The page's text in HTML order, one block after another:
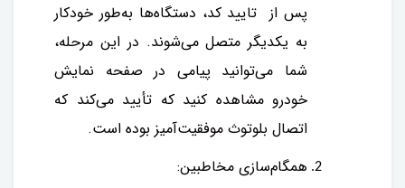
پس از تایید کد، دستگاه‌ها به‌طور خودکار
به یکدیگر متصل می‌شوند. در این مرحله،
شما می‌توانید پیامی در صفحه نمایش
خودرو مشاهده کنید که تأیید می‌کند که
اتصال بلوتوث موفقیت‌آمیز بوده است.
همگام‌سازی مخاطبین: